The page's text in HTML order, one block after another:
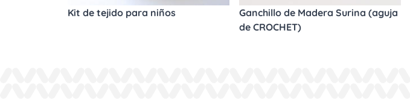
Kit de tejido para niños
Ganchillo de Madera Surina (aguja
de CROCHET)